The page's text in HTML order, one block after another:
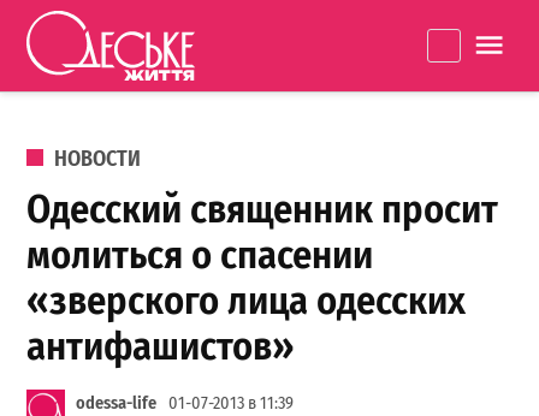
Перейти к содержанию
життя
ОПУБЛИКОВАНО В
НОВОСТИ
Одесский священник просит
молиться о спасении
«зверского лица одесских
антифашистов»
odessa-life 01-07-2013 в 11:39